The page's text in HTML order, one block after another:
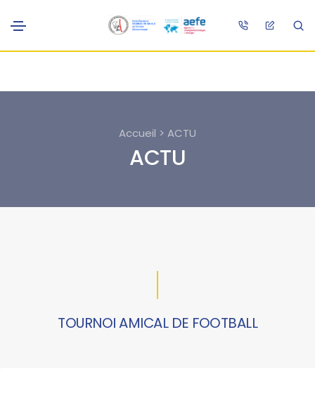
Accueil > ACTU
ACTU
TOURNOI AMICAL DE FOOTBALL